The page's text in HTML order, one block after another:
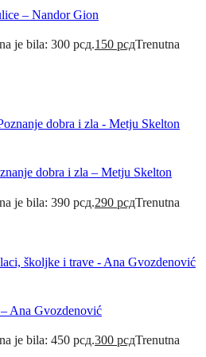
– Nandor Gion
je bila: 300 рсд.150 рсдTrenutna
dobra i zla – Metju Skelton
je bila: 390 рсд.290 рсдTrenutna
Ana Gvozdenović
je bila: 450 рсд.300 рсдTrenutna